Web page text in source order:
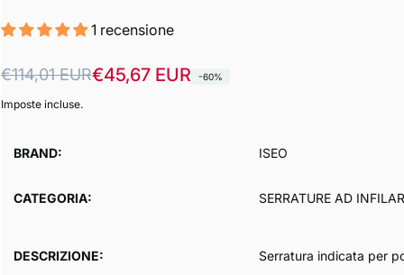
1 recensione
Prezzo
di
€114,01 EUR
Prezzo
scontato
€45,67 EUR -60%
Imposte incluse.
BRAND: ISEO
CATEGORIA: SERRATURE AD
DESCRIZIONE: Serratura indicata per